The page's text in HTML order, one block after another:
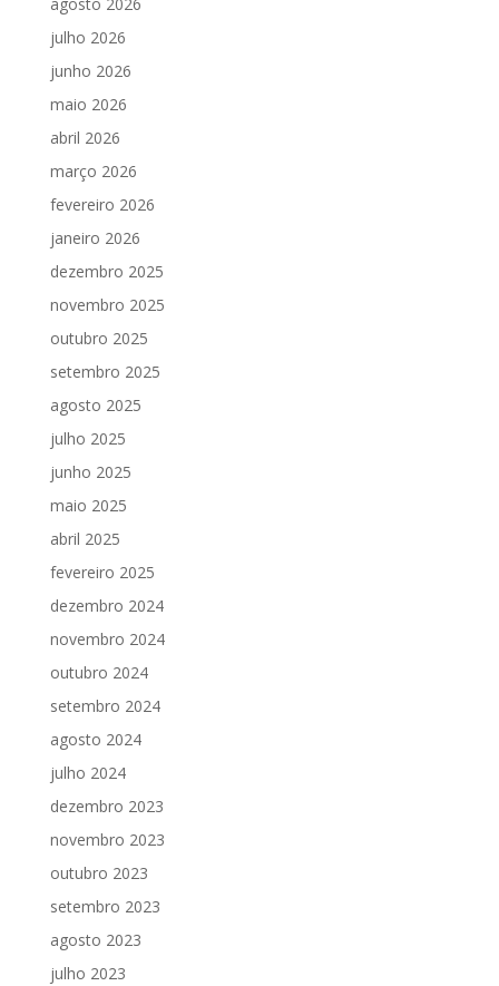
julho 2026
junho 2026
maio 2026
abril 2026
março 2026
fevereiro 2026
janeiro 2026
dezembro 2025
novembro 2025
outubro 2025
setembro 2025
agosto 2025
julho 2025
junho 2025
maio 2025
abril 2025
fevereiro 2025
dezembro 2024
novembro 2024
outubro 2024
setembro 2024
agosto 2024
julho 2024
dezembro 2023
novembro 2023
outubro 2023
setembro 2023
agosto 2023
julho 2023